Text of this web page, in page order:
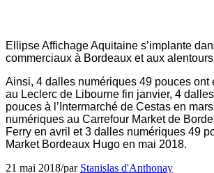
Ellipse Affichage Aquitaine s’implante
commerciaux à Bordeaux et aux alentours
Ainsi, 4 dalles numériques 49 pouces ont
au Leclerc de Libourne fin janvier, 4
pouces à l’Intermarché de Cestas en
numériques au Carrefour Market de
Ferry en avril et 3 dalles numériques 49
Market Bordeaux Hugo en mai 2018.
21 mai 2018/par Stanislas d'Anthonay